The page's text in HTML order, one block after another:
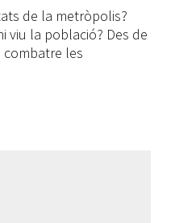
de la metròpolis?
viu la població? Des de
les